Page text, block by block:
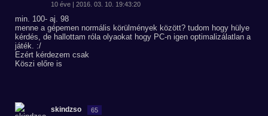
10 éve | 2016. 03. 10. 19:43:20
min. 100- aj. 98
menne a gépemen normális körülmények között? tudom hogy hülye
kérdés, de hallottam róla olyaokat hogy PC-n igen optimalizálatlan a
játék. :/
Ezért kérdezem csak
Köszi előre is
skindzso 65